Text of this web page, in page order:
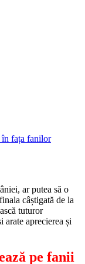
ar putea să o
câștigată de la
tuturor
aprecierea și
pe fanii